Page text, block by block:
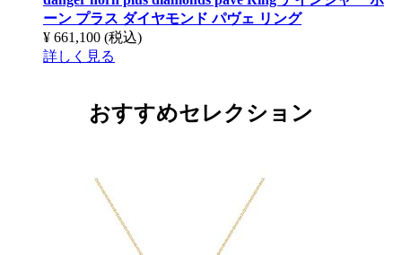
ーン プラス ダイヤモンド パヴェ リング
¥ 661,100 (税込)
詳しく見る
おすすめセレクション